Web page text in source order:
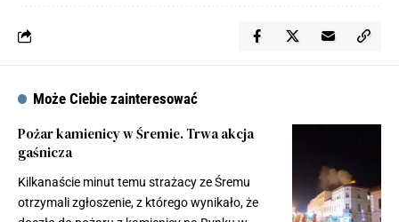
Może Ciebie zainteresować
Pożar kamienicy w Śremie. Trwa akcja
gaśnicza
Kilkanaście minut temu strażacy ze Śremu
otrzymali zgłoszenie, z którego wynikało, że